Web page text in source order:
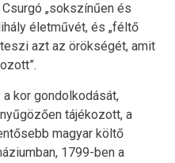
„sokszínűen és
életművét, és „féltő
azt az örökségét, amit
kor gondolkodását,
tájékozott, a
magyar költő
1799-ben a